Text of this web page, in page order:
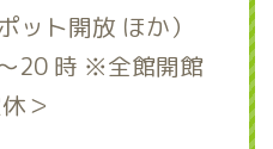
ット開放 ほか）
20 時 ※全館開館
＞